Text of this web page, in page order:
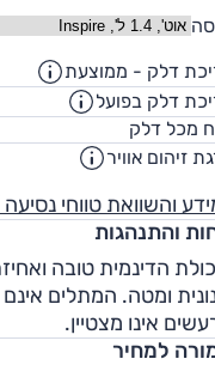
דלק - ממוצעת
דלק בפועל
מכל דלק
זיהום אוויר
והשוואת טווחי
והתנהגות
הדינמית טובה
ומטה. המתלים
אינו מצטיין.
למחיר